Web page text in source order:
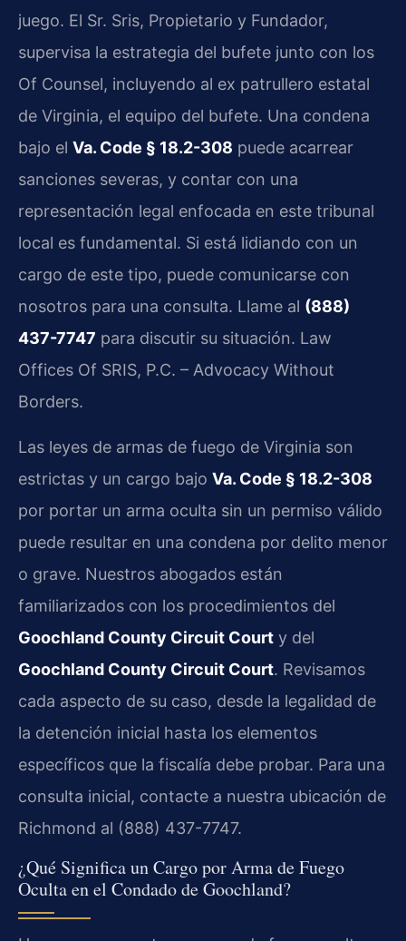
juego. El Sr. Sris, Propietario y Fundador,
supervisa la estrategia del bufete junto con los
Of Counsel, incluyendo al ex patrullero estatal
de Virginia, el equipo del bufete. Una condena
bajo el Va. Code § 18.2-308 puede acarrear
sanciones severas, y contar con una
representación legal enfocada en este tribunal
local es fundamental. Si está lidiando con un
cargo de este tipo, puede comunicarse con
nosotros para una consulta. Llame al (888)
437-7747 para discutir su situación. Law
Offices Of SRIS, P.C. – Advocacy Without
Borders.
Las leyes de armas de fuego de Virginia son
estrictas y un cargo bajo Va. Code § 18.2-308
por portar un arma oculta sin un permiso válido
puede resultar en una condena por delito menor
o grave. Nuestros abogados están
familiarizados con los procedimientos del
Goochland County Circuit Court y del
Goochland County Circuit Court. Revisamos
cada aspecto de su caso, desde la legalidad de
la detención inicial hasta los elementos
específicos que la fiscalía debe probar. Para una
consulta inicial, contacte a nuestra ubicación de
Richmond al (888) 437-7747.
¿Qué Significa un Cargo por Arma de Fuego
Oculta en el Condado de Goochland?